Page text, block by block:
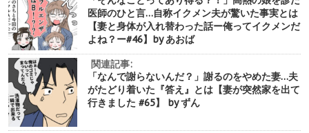
医師のひと言…自称イクメン夫が驚いた事実とは
【妻と身体が入れ替わった話ー俺ってイクメンだ
よね？ー#46】by あおば
関連記事:
「なんで謝らないんだ？」謝るのをやめた妻…夫
がたどり着いた『答え』とは【妻が突然家を出て
行きました #65】 by ずん